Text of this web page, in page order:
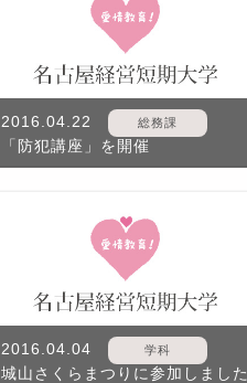
2016.04.22 総務課
「防犯講座」を開催
2016.04.04 学科
城山さくらまつりに参加しました